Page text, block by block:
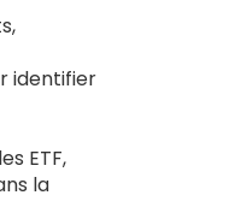
identifier
ETF,
la